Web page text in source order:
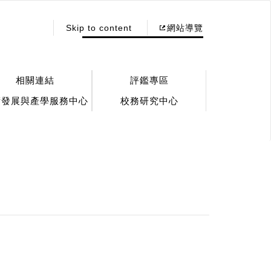
Skip to content 網站導覽
相關連結
評鑑專區
展與產學服務中心
校務研究中心